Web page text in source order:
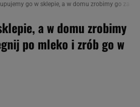
go w sklepie, a w domu zrobimy go za
a w domu zrobimy
po mleko i zrób go w